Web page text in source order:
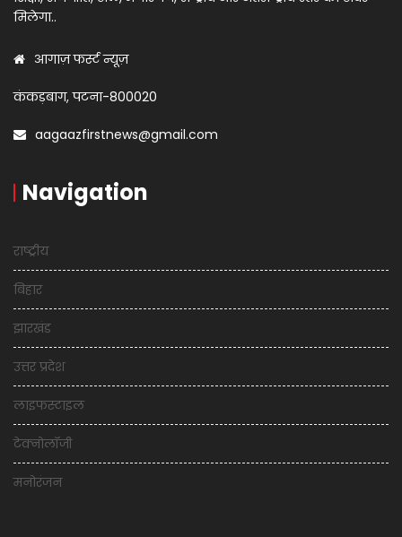
मिलेगा..
आगाज़ फर्स्ट न्यूज़
कंकड़बाग, पटना-800020
aagaazfirstnews@gmail.com
Navigation
राष्ट्रीय
बिहार
झारखंड
उत्तर प्रदेश
लाइफस्टाइल
टेक्नोलॉजी
मनोरंजन